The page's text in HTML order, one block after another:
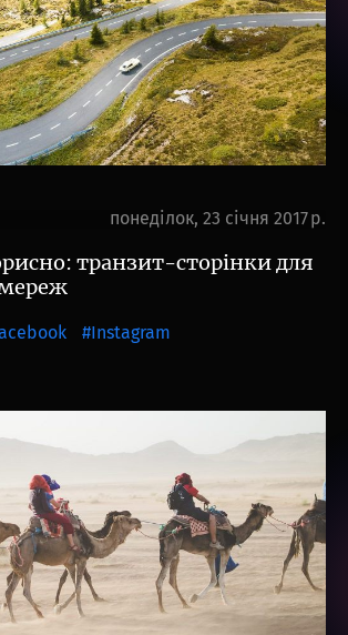
понеділок, 23 січня 2017 р.
транзит-сторінки для
Instagram